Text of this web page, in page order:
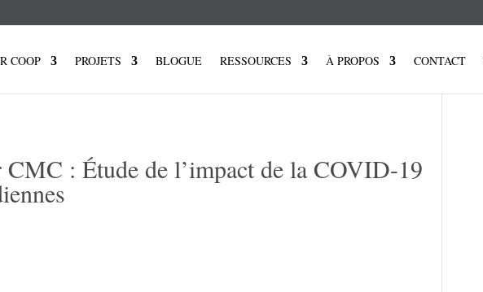
COOP PROJETS BLOGUE RESSOURCES À PROPOS CONTACT
CMC : Étude de l’impact de la COVID-19